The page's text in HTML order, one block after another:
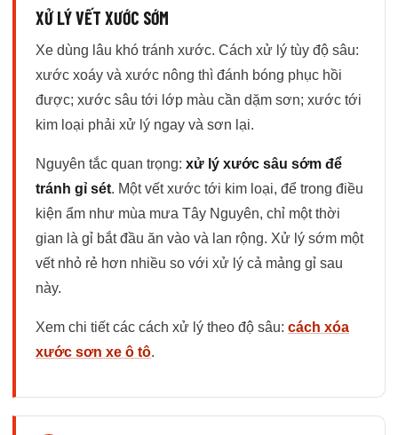
XỬ LÝ VẾT XƯỚC SỚM
Xe dùng lâu khó tránh xước. Cách xử lý tùy độ sâu:
xước xoáy và xước nông thì đánh bóng phục hồi
được; xước sâu tới lớp màu cần dặm sơn; xước tới
kim loại phải xử lý ngay và sơn lại.
Nguyên tắc quan trọng: xử lý xước sâu sớm để
tránh gỉ sét. Một vết xước tới kim loại, để trong điều
kiện ẩm như mùa mưa Tây Nguyên, chỉ một thời
gian là gỉ bắt đầu ăn vào và lan rộng. Xử lý sớm một
vết nhỏ rẻ hơn nhiều so với xử lý cả mảng gỉ sau
này.
Xem chi tiết các cách xử lý theo độ sâu: cách xóa
xước sơn xe ô tô.